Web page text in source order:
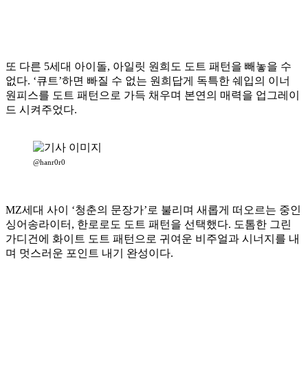
또 다른 5세대 아이돌, 아일릿 원희도 도트 패턴을 빼놓을 수
없다. ‘큐트’하면 빠질 수 없는 원희답게 독특한 쉐입의 이너
원피스를 도트 패턴으로 가득 채우며 본연의 매력을 업그레이
드 시켜주었다.
@hanr0r0
MZ세대 사이 ‘청춘의 문장가’로 불리며 새롭게 떠오르는 중인
싱어송라이터, 한로로도 도트 패턴을 선택했다. 도톰한 그린
가디건에 화이트 도트 패턴으로 귀여운 비주얼과 시너지를 내
며 멋스러운 포인트 내기 완성이다.